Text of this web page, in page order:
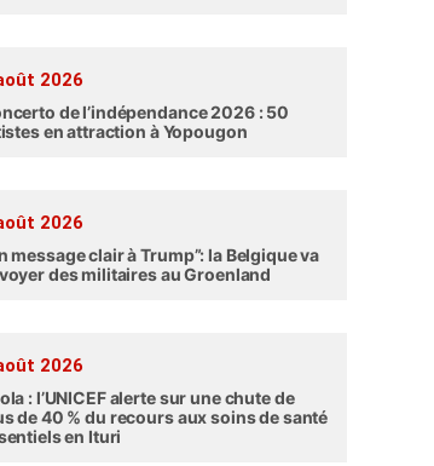
2026
de l’indépendance 2026 : 50
en attraction à Yopougon
2026
message clair à Trump”: la Belgique va
des militaires au Groenland
2026
: l’UNICEF alerte sur une chute de
de 40 % du recours aux soins de santé
en Ituri